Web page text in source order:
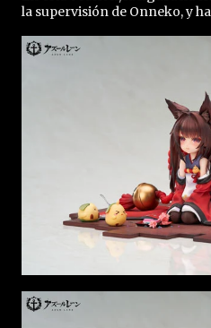
la supervisión de Onneko, y